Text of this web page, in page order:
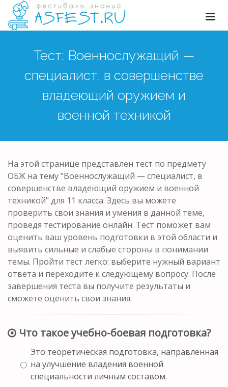
Тест: Военнослужащий —
специалист, в совершенстве
владеющий оружием и
военной техникой
На этой странице представлен тест по предмету
ОБЖ на тему "Военнослужащий — специалист, в
совершенстве владеющий оружием и военной
техникой" для 11 класса. Здесь вы можете
проверить свои знания и умения в данной теме,
проведя тестирование онлайн. Тест поможет вам
оценить ваш уровень подготовки в этой области и
выявить сильные и слабые стороны в понимании
темы. Пройти тест легко: выберите нужный вариант
ответа и переходите к следующему вопросу. После
завершения теста вы получите результаты и
сможете оценить свои знания.
Что такое учебно-боевая подготовка?
Это теоретическая подготовка, направленная
на улучшение владения военной
специальности личным составом.